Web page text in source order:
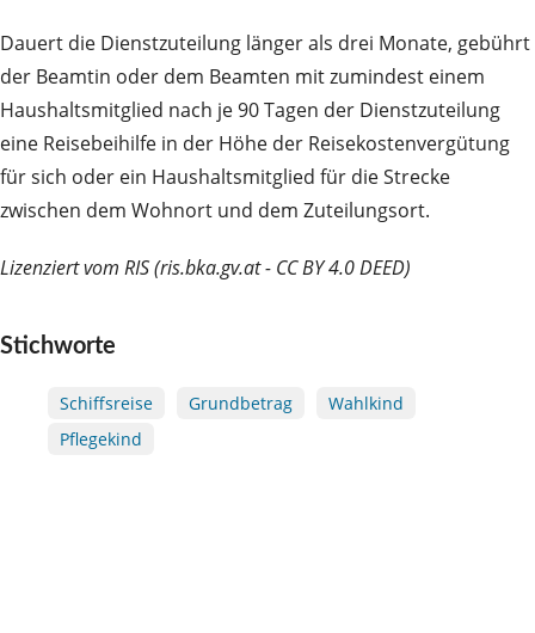
Dauert die Dienstzuteilung länger als drei Monate, gebührt
der Beamtin oder dem Beamten mit zumindest einem
Haushaltsmitglied nach je 90 Tagen der Dienstzuteilung
eine Reisebeihilfe in der Höhe der Reisekostenvergütung
für sich oder ein Haushaltsmitglied für die Strecke
zwischen dem Wohnort und dem Zuteilungsort.
Lizenziert vom RIS (ris.bka.gv.at - CC BY 4.0 DEED)
Stichworte
Schiffsreise Grundbetrag
Wahlkind
Pflegekind